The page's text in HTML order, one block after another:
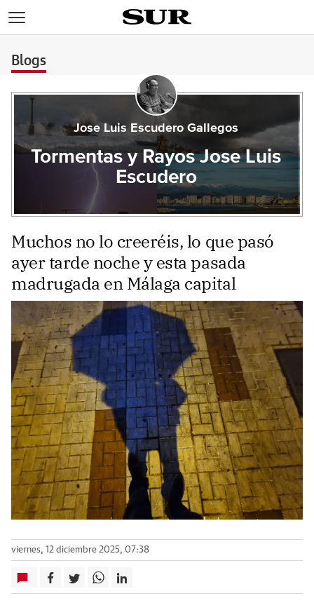
Blogs
Jose Luis Escudero Gallegos
Tormentas y Rayos Jose Luis
Escudero
Muchos no lo creeréis, lo que pasó
ayer tarde noche y esta pasada
madrugada en Málaga capital
viernes, 12 diciembre 2025, 07:38